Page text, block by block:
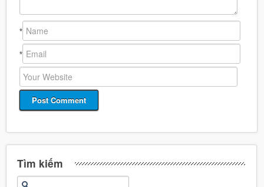
*
*
Tìm kiếm